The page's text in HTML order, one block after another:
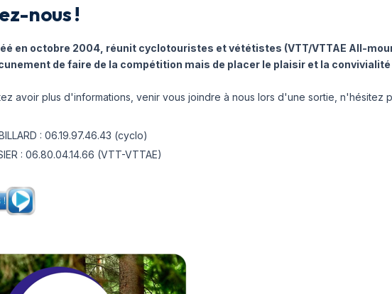
nous !
en octobre 2004, réunit cyclotouristes et vététistes (VTT/VTTAE All-
de faire de la compétition mais de placer le plaisir et la
avoir plus d'informations, venir vous joindre à nous lors d'une sortie, n'hésitez
: 06.19.97.46.43 (cyclo)
: 06.80.04.14.66 (VTT-VTTAE)